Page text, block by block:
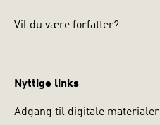
Vil du være forfatter?
Nyttige links
Adgang til digitale materialer